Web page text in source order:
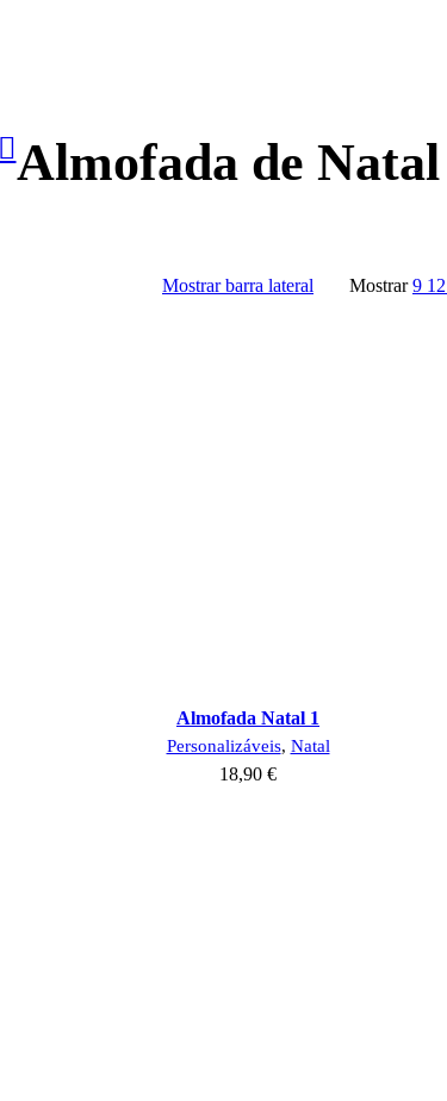
Almofada de Natal
Mostrar barra lateral Mostrar9 12
Almofada Natal 1
Personalizáveis, Natal
18,90 €